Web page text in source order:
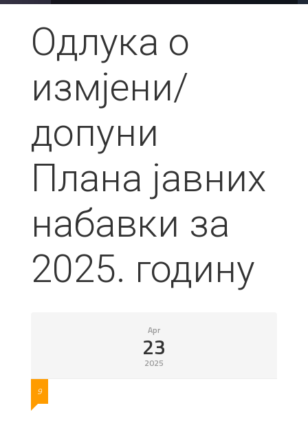
Одлука о
измјени/
допуни
Плана јавних
набавки за
2025. годину
Apr
23
2025
9